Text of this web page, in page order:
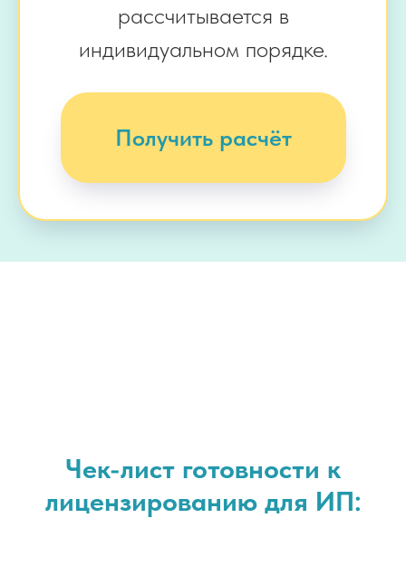
рассчитывается в
индивидуальном порядке.
Получить расчёт
Чек-лист готовности к
лицензированию для ИП: